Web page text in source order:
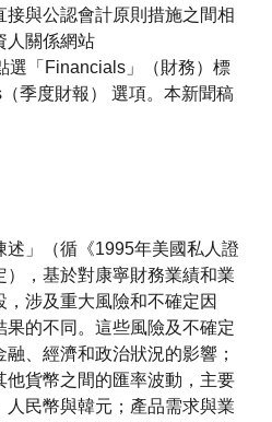
與公認會計原則措施之間相
人關係網站
選「Financials」（財務）標
季度財報） 選項。本新聞稿
」（循《1995年美國私人證
），基於對康寧財務業績和業
涉及重大風險和不確定因
的不同。這些風險及不確定
、經濟和政治狀況的影響；
他貨幣之間的匯率波動，主要
人民幣與韓元；產品需求與業